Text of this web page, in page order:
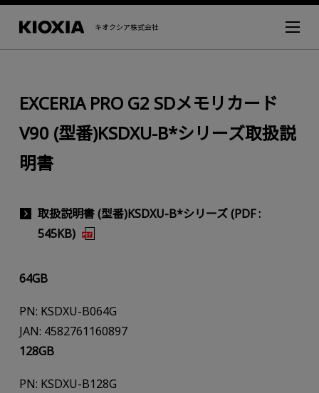
キオクシア株式会社
EXCERIA PRO G2 SDメモリカード
V90 (型番)KSDXU-B*シリーズ取扱説
明書
取扱説明書 (型番)KSDXU-B*シリーズ (PDF :
545KB)
64GB
PN: KSDXU-B064G
JAN: 4582761160897
128GB
PN: KSDXU-B128G